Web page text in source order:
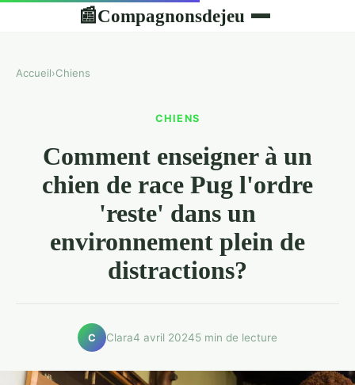
📰Compagnonsdejeu
Accueil›Chiens
CHIENS
Comment enseigner à un
chien de race Pug l'ordre
'reste' dans un
environnement plein de
distractions?
C Clara4 avril 20245 min de lecture